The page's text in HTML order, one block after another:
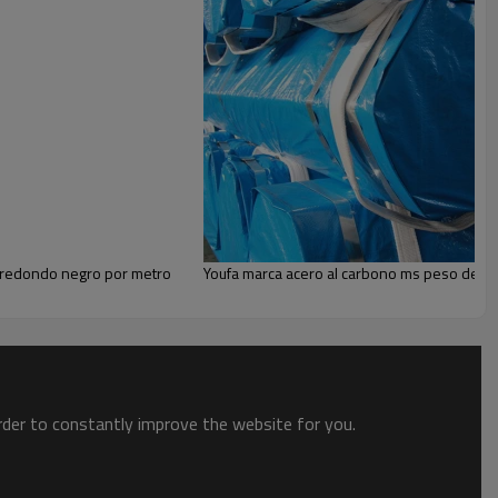
ampliamente utilizado enEstructura de
(OEM y ODM)! Precio de fábrica obtendrá de YouFa.
de 100 países, Las tuberías pueden
(tratamiento de superficies).
negro por metro Youfa marca acero al carbono ms peso de
to constantly improve the website for you.